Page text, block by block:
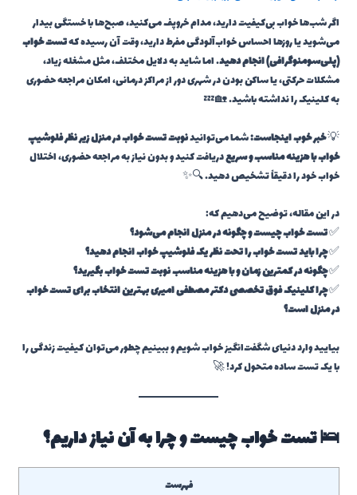
اگر شب‌ها خواب بی‌کیفیت دارید، مدام خروپف می‌کنید، صبح‌ها با خستگی بیدار
می‌شوید یا روزها احساس خواب‌آلودگی مفرط دارید، وقت آن رسیده کهتست خواب
(پلی‌سومنوگرافی) انجام دهید. اما شاید به دلایل مختلف، مثل مشغله زیاد،
مشکلات حرکتی، یا ساکن بودن در شهری دور از مراکز درمانی، امکان مراجعه حضوری
به کلینیک را نداشته باشید. 🏡💤
💡خبر خوب اینجاست:شما می‌توانیدنوبت تست خواب در منزل زیر نظر فلوشیپ
خواب با هزینه مناسب و سریعدریافت کنید و بدون نیاز به مراجعه حضوری، اختلال
خواب خود را دقیقاً تشخیص دهید. 🔍✨
در این مقاله، توضیح می‌دهیم که:
✅تست خواب چیست و چگونه در منزل انجام می‌شود؟
✅چرا باید تست خواب را تحت نظر یک فلوشیپ خواب انجام دهید؟
✅چگونه در کمترین زمان و با هزینه مناسب نوبت تست خواب بگیرید؟
✅چرا کلینیک فوق تخصصی دکتر مصطفی امیری بهترین انتخاب برای تست خواب
در منزل است؟
بیایید وارد دنیای شگفت‌انگیز خواب شویم و ببینیم چطور می‌توان کیفیت زندگی را
با یک تست ساده متحول کرد! 🚀
🛌 تست خواب چیست و چرا به آن نیاز داریم؟
فهرست